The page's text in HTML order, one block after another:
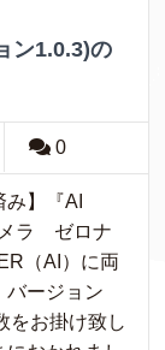
ン1.0.3)の
0
】『AI
ラ ゼロナ
（AI）に両
バージョン
をお掛け致し